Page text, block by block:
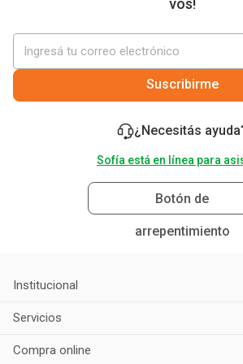
vos!
Suscribirme
¿Necesitás
Sofía está en línea para
Botón de
arrepentimiento
Institucional
Servicios
Compra online